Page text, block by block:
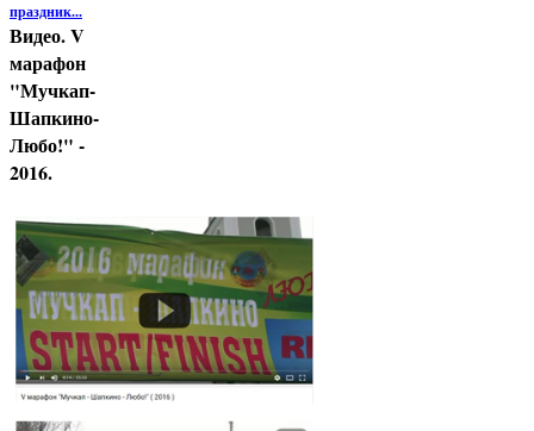
праздник...
Видео. V
марафон
"Мучкап-
Шапкино-
Любо!" -
2016.